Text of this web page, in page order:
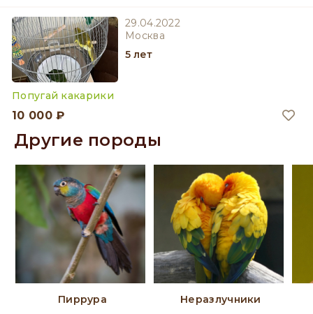
29.04.2022
Москва
5 лет
Попугай какарики
10 000 ₽
Другие породы
Пиррура Неразлучники